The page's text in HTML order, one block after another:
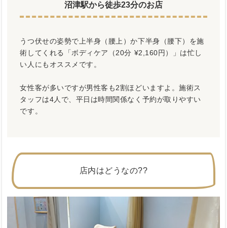
沼津駅から徒歩23分のお店
うつ伏せの姿勢で上半身（腰上）か下半身（腰下）を施
術してくれる「ボディケア（20分 ¥2,160円）」は忙し
い人にもオススメです。
女性客が多いですが男性客も2割ほどいますよ。施術ス
タッフは4人で、平日は時間関係なく予約が取りやすい
です。
店内はどうなの??